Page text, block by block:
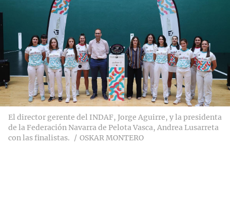
El director gerente del INDAF, Jorge Aguirre, y la presidenta
de la Federación Navarra de Pelota Vasca, Andrea Lusarreta
con las finalistas.
OSKAR MONTERO